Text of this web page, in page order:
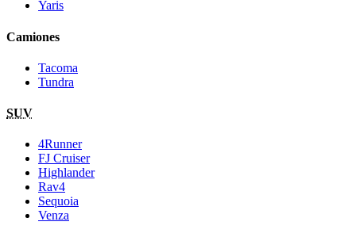
Yaris
Camiones
Tacoma
Tundra
SUV
4Runner
FJ Cruiser
Highlander
Rav4
Sequoia
Venza